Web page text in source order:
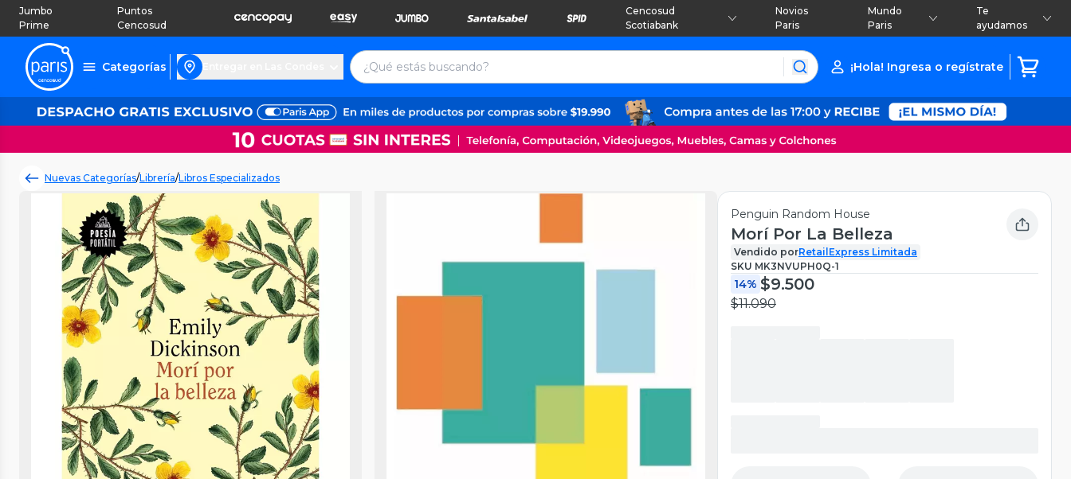
Jumbo
Prime
Puntos
Cencosud
Cencosud
Scotiabank
Novios
Paris
Mundo
Paris
Te
ayudamos
Categorías ¡Hola! Ingresa o regístrate
Nuevas Categorías/Librería/Libros Especializados
Penguin Random House
Morí Por La Belleza
Vendido porRetailExpress Limitada
SKU MK3NVUPH0Q-1
14% $9.500
$11.090